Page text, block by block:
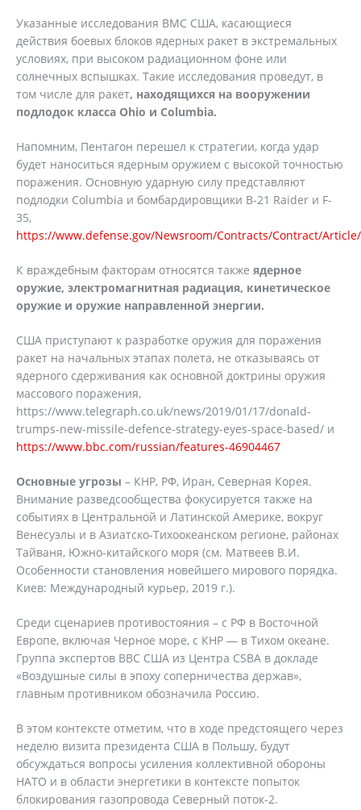
Указанные исследования ВМС США, касающиеся
действия боевых блоков ядерных ракет в экстремальных
условиях, при высоком радиационном фоне или
солнечных вспышках. Такие исследования проведут, в
том числе для ракет, находящихся на вооружении
подлодок класса Ohio и Columbia.
Напомним, Пентагон перешел к стратегии, когда удар
будет наноситься ядерным оружием с высокой точностью
поражения. Основную ударную силу представляют
подлодки Columbia и бомбардировщики B-21 Raider и F-
35,
https://www.defense.gov/Newsroom/Contracts/Contract/
К враждебным факторам относятся также ядерное
оружие, электромагнитная радиация, кинетическое
оружие и оружие направленной энергии.
США приступают к разработке оружия для поражения
ракет на начальных этапах полета, не отказываясь от
ядерного сдерживания как основной доктрины оружия
массового поражения,
https://www.telegraph.co.uk/news/2019/01/17/donald-
trumps-new-missile-defence-strategy-eyes-space-based/ и
https://www.bbc.com/russian/features-46904467
Основные угрозы – КНР, РФ, Иран, Северная Корея.
Внимание разведсообщества фокусируется также на
событиях в Центральной и Латинской Америке, вокруг
Венесуэлы и в Азиатско-Тихоокеанском регионе, районах
Тайваня, Южно-китайского моря (см. Матвеев В.И.
Особенности становления новейшего мирового порядка.
Киев: Международный курьер, 2019 г.).
Среди сценариев противостояния – с РФ в Восточной
Европе, включая Черное море, с КНР — в Тихом океане.
Группа экспертов ВВС США из Центра CSBA в докладе
«Воздушные силы в эпоху соперничества держав»,
главным противником обозначила Россию.
В этом контексте отметим, что в ходе предстоящего через
неделю визита президента США в Польшу, будут
обсуждаться вопросы усиления коллективной обороны
НАТО и в области энергетики в контексте попыток
блокирования газопровода Северный поток-2.